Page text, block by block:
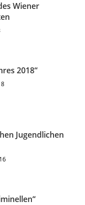
Wiener
2018“
Jugendlichen